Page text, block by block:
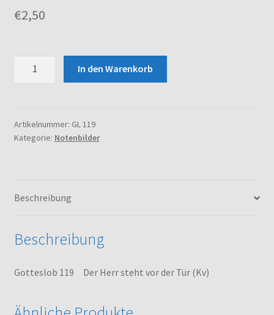
Über uns
€2,50
steht
vor
Menge
In den Warenkorb
Artikelnummer: GL 119
Kategorie: Notenbilder
Beschreibung
Beschreibung
Gotteslob 119 Der Herr steht vor der Tür (Kv)